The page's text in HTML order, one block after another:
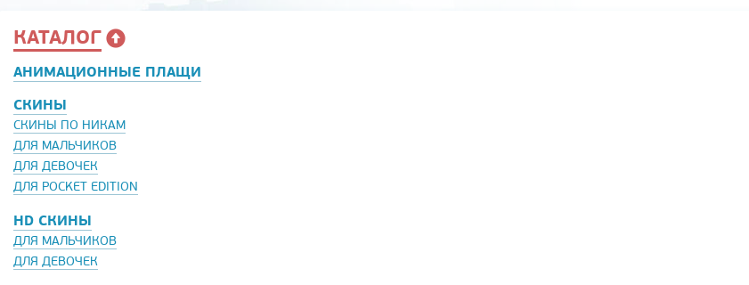
КАТАЛОГ
АНИМАЦИОННЫЕ ПЛАЩИ
СКИНЫ
СКИНЫ ПО НИКАМ
ДЛЯ МАЛЬЧИКОВ
ДЛЯ ДЕВОЧЕК
ДЛЯ POCKET EDITION
HD СКИНЫ
ДЛЯ МАЛЬЧИКОВ
ДЛЯ ДЕВОЧЕК